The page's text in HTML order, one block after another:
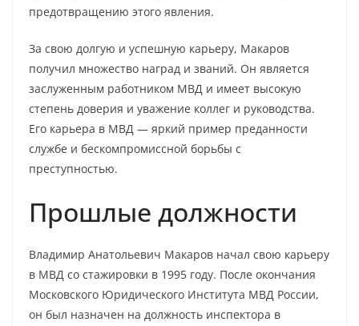
предотвращению этого явления.
За свою долгую и успешную карьеру, Макаров
получил множество наград и званий. Он является
заслуженным работником МВД и имеет высокую
степень доверия и уважение коллег и руководства.
Его карьера в МВД — яркий пример преданности
службе и бескомпромиссной борьбы с
преступностью.
Прошлые должности
Владимир Анатольевич Макаров начал свою карьеру
в МВД со стажировки в 1995 году. После окончания
Московского Юридического Института МВД России,
он был назначен на должность инспектора в